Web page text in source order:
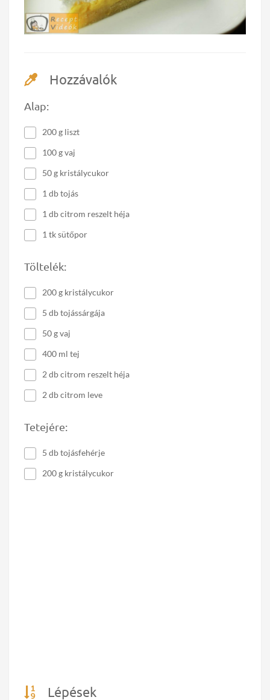
Hozzávalók
Alap:
200 g liszt
100 g vaj
50 g kristálycukor
1 db tojás
1 db citrom reszelt héja
1 tk sütőpor
Töltelék:
200 g kristálycukor
5 db tojássárgája
50 g vaj
400 ml tej
2 db citrom reszelt héja
2 db citrom leve
Tetejére:
5 db tojásfehérje
200 g kristálycukor
Lépések